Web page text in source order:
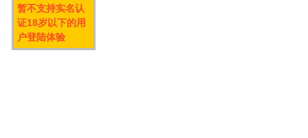
暂不支持实名认
证18岁以下的用
户登陆体验